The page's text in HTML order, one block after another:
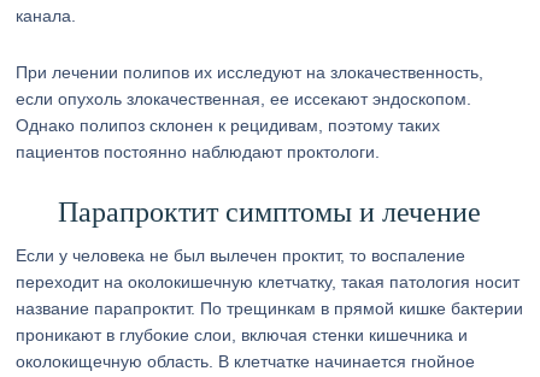
канала.
При лечении полипов их исследуют на злокачественность,
если опухоль злокачественная, ее иссекают эндоскопом.
Однако полипоз склонен к рецидивам, поэтому таких
пациентов постоянно наблюдают проктологи.
Парапроктит симптомы и лечение
Если у человека не был вылечен проктит, то воспаление
переходит на околокишечную клетчатку, такая патология носит
название парапроктит. По трещинкам в прямой кишке бактерии
проникают в глубокие слои, включая стенки кишечника и
околокищечную область. В клетчатке начинается гнойное